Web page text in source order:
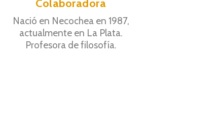
Colaboradora
Nació en Necochea en 1987,
actualmente en La Plata.
Profesora de filosofía.